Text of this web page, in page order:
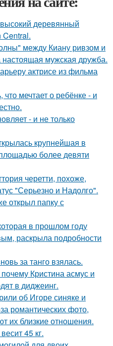
деревянный
Central.
между Киану ривзом и
мужская дружба.
актрисе из фильма
мечтает о ребёнке - и
- и не только
крупнейшая в
более девяти
черетти, похоже,
"Серьезно и Надолго".
открыл папку с
в прошлом году
раскрыла подробности
за танго взялась.
Кристина асмус и
в диджеинг.
об Игоре синяке и
романтических фото,
их близкие отношения.
45 кг.